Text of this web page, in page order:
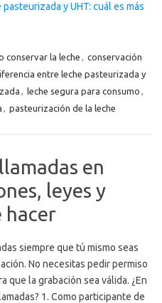
y UHT: cuál es más
conservar la leche , conservación
entre leche pasteurizada y
, leche segura para consumo ,
, pasteurización de la leche
en
leyes y
hacer
siempre que tú mismo seas
No necesitas pedir permiso
que la grabación sea válida. ¿En
1. Como participante de